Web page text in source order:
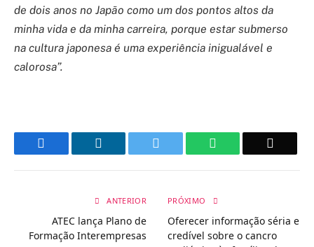
de dois anos no Japão como um dos pontos altos da
minha vida e da minha carreira, porque estar submerso
na cultura japonesa é uma experiência inigualável e
calorosa”.
WhatsApp
ANTERIOR
ATEC lança Plano de
Formação Interempresas
PRÓXIMO
Oferecer informação séria e
credível sobre o cancro